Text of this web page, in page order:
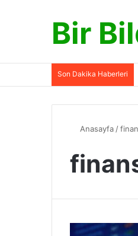
Bir
Son Dakika Haberleri
Anasayfa /